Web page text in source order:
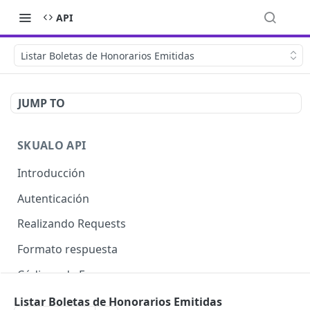
API
Listar Boletas de Honorarios Emitidas
JUMP TO
SKUALO API
Introducción
Autenticación
Realizando Requests
Formato respuesta
Códigos de Errores
Límite de consultas
Listar Boletas de Honorarios Emitidas